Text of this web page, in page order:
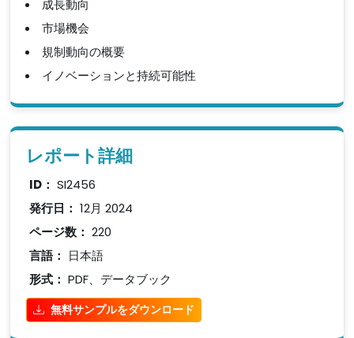
成長動向
市場機会
規制動向の概要
イノベーションと持続可能性
レポート詳細
ID： SI2456
発行日： 12月 2024
ページ数： 220
言語： 日本語
形式： PDF、データブック
無料サンプルをダウンロード